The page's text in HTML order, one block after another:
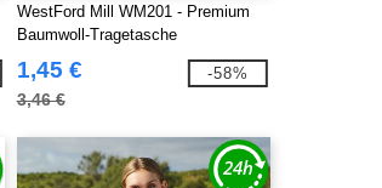
WestFord Mill WM201 - Premium
Baumwoll-Tragetasche
1,45 €
3,46 €
-58%